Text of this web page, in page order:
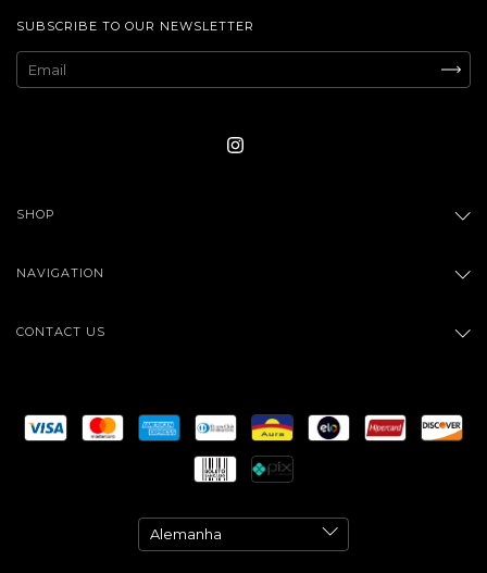
SUBSCRIBE TO OUR NEWSLETTER
SHOP
NAVIGATION
CONTACT US